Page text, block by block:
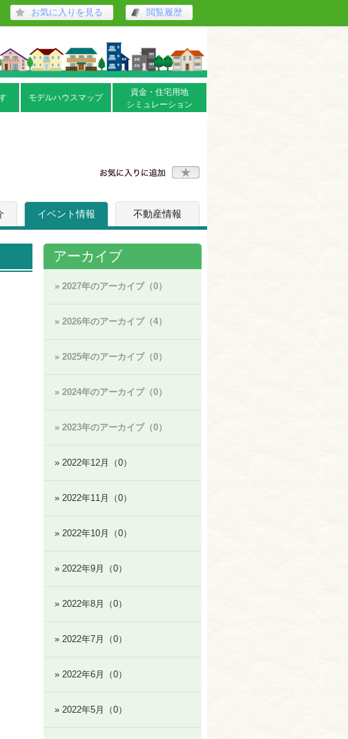
お気に入りを見る 閲覧履歴
モデルハウスマップ
資金・住宅用地
シミュレーション
イベント情報 不動産情報
アーカイブ
» 2027年のアーカイブ（0）
» 2026年のアーカイブ（4）
» 2025年のアーカイブ（0）
» 2024年のアーカイブ（0）
» 2023年のアーカイブ（0）
» 2022年12月（0）
» 2022年11月（0）
» 2022年10月（0）
» 2022年9月（0）
» 2022年8月（0）
» 2022年7月（0）
» 2022年6月（0）
» 2022年5月（0）